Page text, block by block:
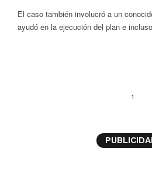
El caso también involucró a un
ayudó en la ejecución del plan e
1